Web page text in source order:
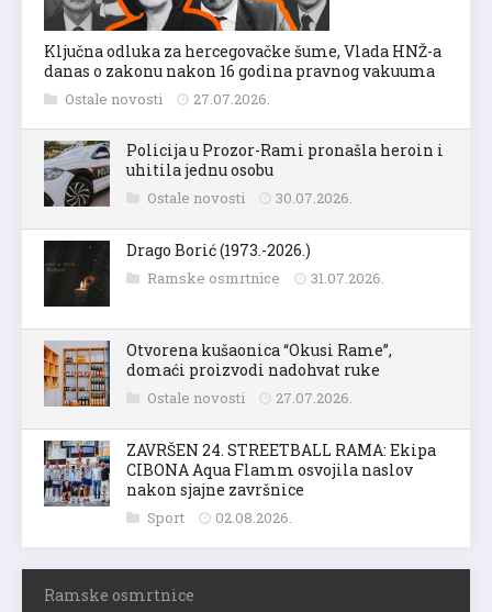
Ključna odluka za hercegovačke šume, Vlada HNŽ-a
danas o zakonu nakon 16 godina pravnog vakuuma
Ostale novosti 27.07.2026.
Policija u Prozor-Rami pronašla heroin i
uhitila jednu osobu
Ostale novosti 30.07.2026.
Drago Borić (1973.-2026.)
Ramske osmrtnice 31.07.2026.
Otvorena kušaonica “Okusi Rame”,
domaći proizvodi nadohvat ruke
Ostale novosti 27.07.2026.
ZAVRŠEN 24. STREETBALL RAMA: Ekipa
CIBONA Aqua Flamm osvojila naslov
nakon sjajne završnice
Sport 02.08.2026.
Ramske osmrtnice